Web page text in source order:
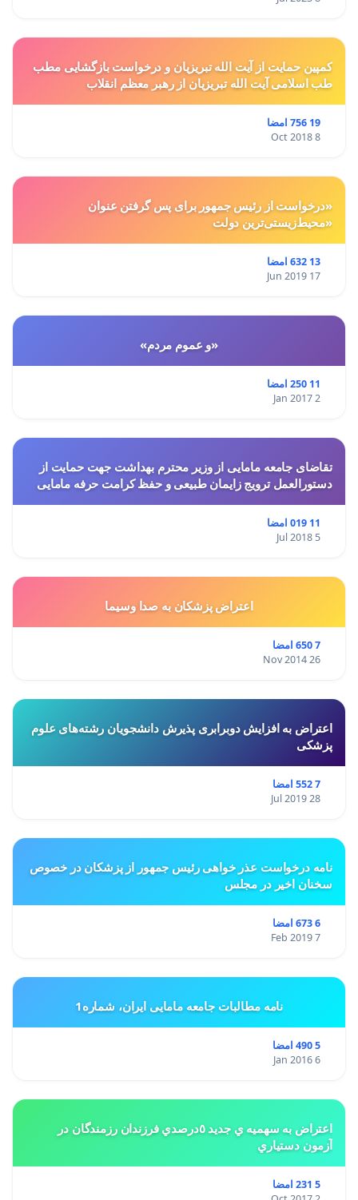
کمپین حمایت از آیت الله تبریزیان و درخواست بازگشایی مطب
طب اسلامی آیت الله تبریزیان از رهبر معظم انقلاب
19 756 امضا
8 Oct 2018
«درخواست از رئیس جمهور برای پس گرفتن عنوان
«محیط‌زیستی‌ترین دولت
13 632 امضا
17 Jun 2019
«و عموم مردم»
11 250 امضا
2 Jan 2017
تقاضای جامعه مامایی از وزیر محترم بهداشت جهت حمایت از
دستورالعمل ترویج زایمان طبیعی و حفظ کرامت حرفه مامایی
11 019 امضا
5 Jul 2018
اعتراض پزشكان به صدا وسيما
7 650 امضا
26 Nov 2014
اعتراض به افزایش دوبرابری پذیرش دانشجویان رشته‌های علوم
پزشکی
7 552 امضا
28 Jul 2019
نامه درخواست عذر خواهی رئیس جمهور از پزشکان در خصوص
سخنان اخیر در مجلس
6 673 امضا
7 Feb 2019
نامه مطالبات جامعه مامایی ایران، شماره1
5 490 امضا
6 Jan 2016
اعتراض به سهميه ي جديد ٥درصدي فرزندان رزمندگان در
آزمون دستياري
5 231 امضا